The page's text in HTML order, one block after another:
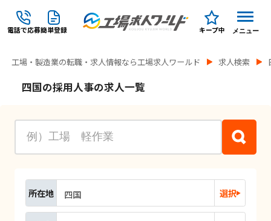
電話で応募簡単登録 キープ中 メニュー
工場・製造業の転職・求人情報なら工場求人ワールド 求人検索
四国の採用人事の求人一覧
所在地 四国 選択